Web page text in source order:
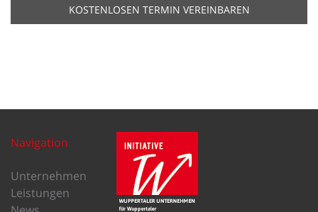
KOSTENLOSEN TERMIN VEREINBAREN
Navigation
Unternehmen
Leistungen